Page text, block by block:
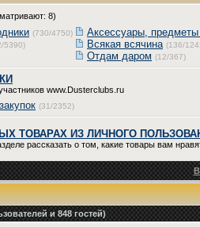
8)
(730/4750)
Аксессуары, предметы
5390) Всякая всячина (136/
Отдам даром (12/367)
www.Dusterclubs.ru
(31/2352)
ТОВАРАХ ИЗ ЛИЧНОГО
рассказать о том, какие товары вам
и 848 гостей)